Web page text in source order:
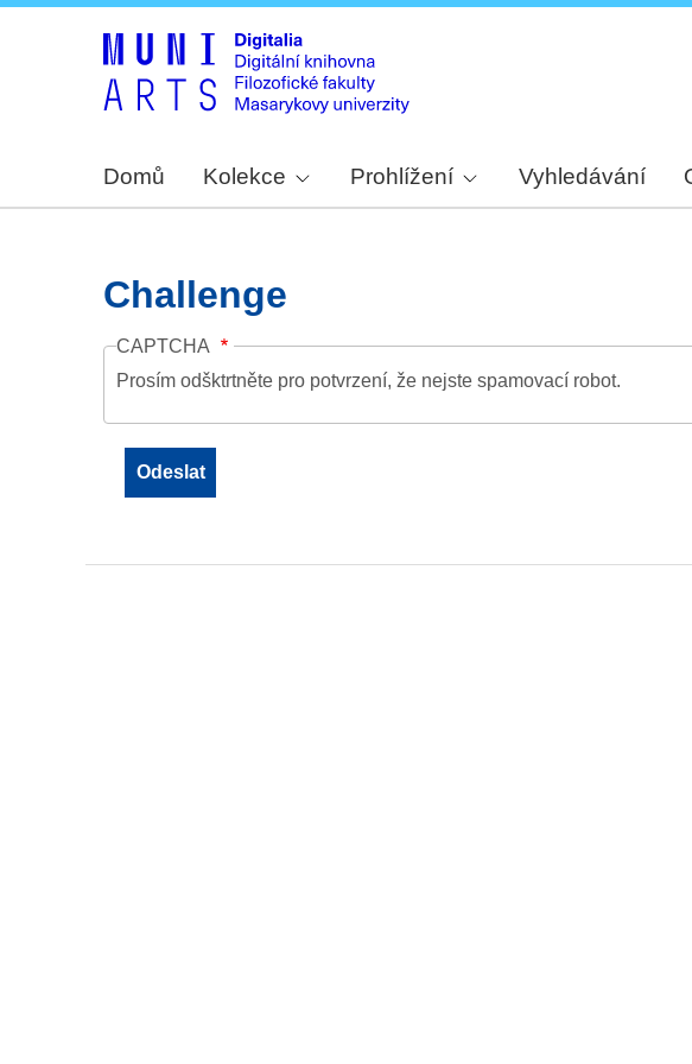
Domů Kolekce Prohlížení Vyhledávání
Challenge
CAPTCHA
Prosím odšktrtněte pro potvrzení, že nejste spamovací robot.